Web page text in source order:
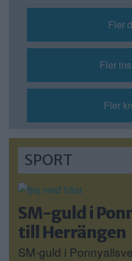
Fler
Fler
Fler
SPORT
SM-guld i
till Herrängen
SM-guld i